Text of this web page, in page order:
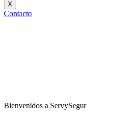
X
Contacto
Bienvenidos a ServySegur